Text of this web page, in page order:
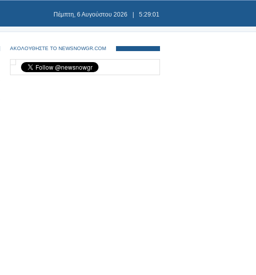
Πέμπτη, 6 Αυγούστου 2026 5:29:01
ΑΚΟΛΟΥΘΗΣΤΕ ΤΟ NEWSNOWGR.COM